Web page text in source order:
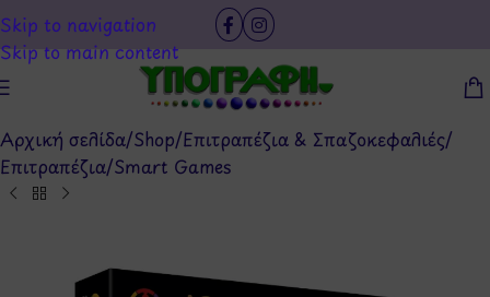
Skip to navigation
Skip to main content
Αρχική σελίδα/Shop/Επιτραπέζια & Σπαζοκεφαλιές/
Επιτραπέζια/Smart Games